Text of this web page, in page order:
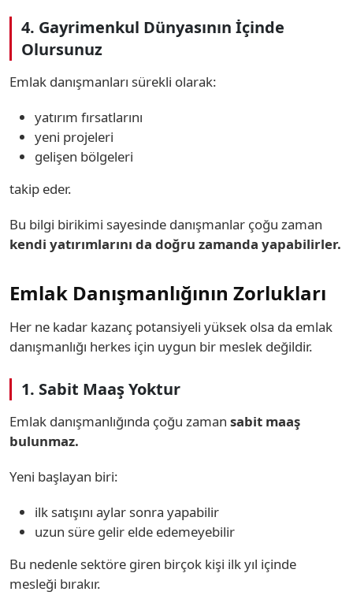
4. Gayrimenkul Dünyasının İçinde
Olursunuz
Emlak danışmanları sürekli olarak:
yatırım fırsatlarını
yeni projeleri
gelişen bölgeleri
takip eder.
Bu bilgi birikimi sayesinde danışmanlar çoğu zaman
kendi yatırımlarını da doğru zamanda yapabilirler.
Emlak Danışmanlığının Zorlukları
Her ne kadar kazanç potansiyeli yüksek olsa da emlak
danışmanlığı herkes için uygun bir meslek değildir.
1. Sabit Maaş Yoktur
Emlak danışmanlığında çoğu zaman sabit maaş
bulunmaz.
Yeni başlayan biri:
ilk satışını aylar sonra yapabilir
uzun süre gelir elde edemeyebilir
Bu nedenle sektöre giren birçok kişi ilk yıl içinde
mesleği bırakır.